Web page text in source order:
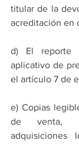
titular de la
acreditación en
d) El reporte
aplicativo de
el artículo 7 de
e) Copias
de venta,
adquisiciones